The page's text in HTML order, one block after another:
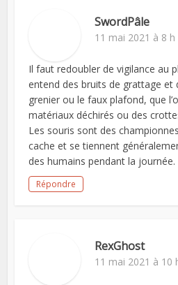
SwordPâle
11 mai 2021 à 8 h
Il faut redoubler de vigilance au
entend des bruits de grattage et
grenier ou le faux plafond, que
matériaux déchirés ou des
Les souris sont des
cache et se tiennent
des humains pendant la journée.
Répondre
RexGhost
11 mai 2021 à 10